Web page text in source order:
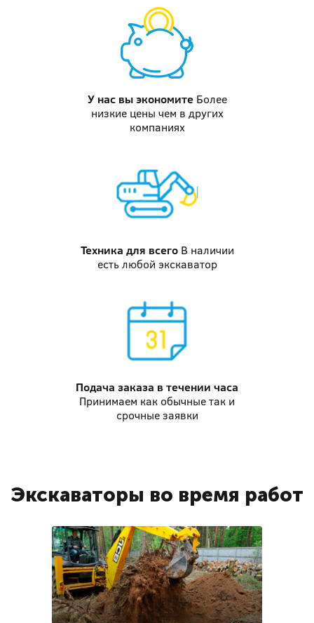
У нас выэкономите Более
низкие цены чем в других
компаниях
Техника для всего В наличии
есть любой экскаватор
Подача заказа в течении часа
Принимаем как обычные так и
срочные заявки
Экскаваторы во время работ